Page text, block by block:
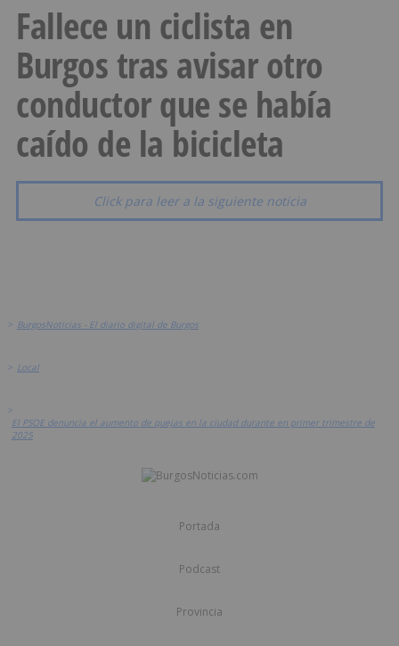
Fallece un ciclista en
Burgos tras avisar otro
conductor que se había
caído de la bicicleta
Click para leer a la siguiente noticia
> BurgosNoticias - El diario digital de Burgos
> Local
>
El PSOE denuncia el aumento de quejas en la ciudad durante en primer trimestre de
2025
Portada
Podcast
Provincia